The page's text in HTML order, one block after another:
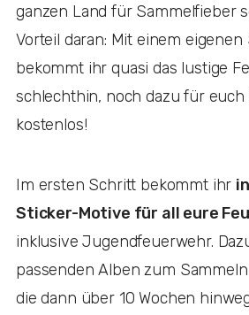
ganzen Land für Sammelfieber
Vorteil daran: Mit einem
bekommt ihr quasi das lustige
schlechthin, noch dazu für
kostenlos!
Im ersten Schritt bekommt ihr
Sticker-Motive für all eure
inklusive Jugendfeuerwehr.
passenden Alben zum
die dann über 10 Wochen